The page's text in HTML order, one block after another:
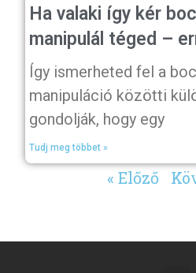
Ha valaki így kér
manipulál téged –
Így ismerheted fel a
manipuláció közötti
gondolják, hogy egy
Tudj meg többet »
« Előző